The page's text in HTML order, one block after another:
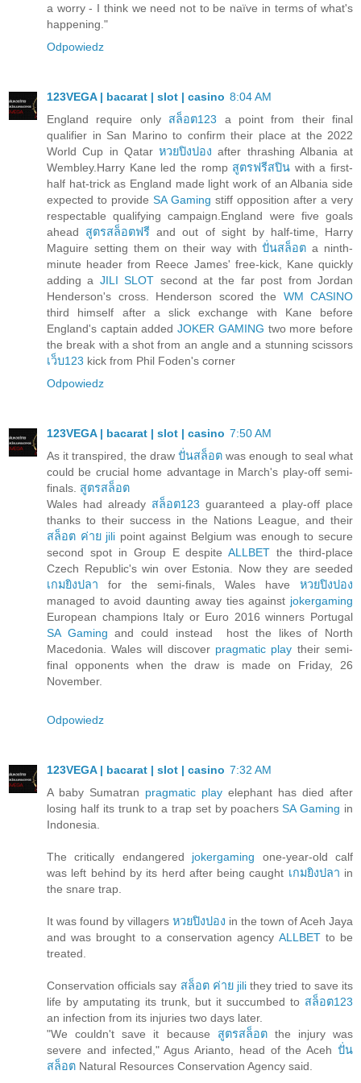
a worry - I think we need not to be naïve in terms of what's
happening."
Odpowiedz
123VEGA | bacarat | slot | casino 8:04 AM
England require only สล็อต123 a point from their final
qualifier in San Marino to confirm their place at the 2022
World Cup in Qatar หวยปิงปอง after thrashing Albania at
Wembley.Harry Kane led the romp สูตรฟรีสปิน with a first-
half hat-trick as England made light work of an Albania side
expected to provide SA Gaming stiff opposition after a very
respectable qualifying campaign.England were five goals
ahead สูตรสล็อตฟรี and out of sight by half-time, Harry
Maguire setting them on their way withปั่นสล็อต a ninth-
minute header from Reece James' free-kick, Kane quickly
adding a JILI SLOT second at the far post from Jordan
Henderson's cross. Henderson scored the WM CASINO
third himself after a slick exchange with Kane before
England's captain addedJOKER GAMING two more before
the break with a shot from an angle and a stunning scissors
เว็บ123 kick from Phil Foden's corner
Odpowiedz
123VEGA | bacarat | slot | casino 7:50 AM
As it transpired, the draw ปั่นสล็อต was enough to seal what
could be crucial home advantage in March's play-off semi-
finals. สูตรสล็อต
Wales had already สล็อต123 guaranteed a play-off place
thanks to their success in the Nations League, and their
สล็อต ค่าย jili point against Belgium was enough to secure
second spot in Group E despiteALLBET the third-place
Czech Republic's win over Estonia. Now they are seeded
เกมยิงปลา for the semi-finals, Wales have หวยปิงปอง
managed to avoid daunting away ties against jokergaming
European champions Italy or Euro 2016 winners Portugal
SA Gaming and could instead host the likes of North
Macedonia. Wales will discover pragmatic play their semi-
final opponents when the draw is made on Friday, 26
November.
Odpowiedz
123VEGA | bacarat | slot | casino 7:32 AM
A baby Sumatran pragmatic play elephant has died after
losing half its trunk to a trap set by poachersSA Gaming in
Indonesia.
The critically endangered jokergaming one-year-old calf
was left behind by its herd after being caught เกมยิงปลา in
the snare trap.
It was found by villagers หวยปิงปอง in the town of Aceh Jaya
and was brought to a conservation agency ALLBETto be
treated.
Conservation officials say สล็อต ค่าย jili they tried to save its
life by amputating its trunk, but it succumbed to สล็อต123
an infection from its injuries two days later.
"We couldn't save it because สูตรสล็อตthe injury was
severe and infected," Agus Arianto, head of the Aceh ปั่น
สล็อต Natural Resources Conservation Agency said.